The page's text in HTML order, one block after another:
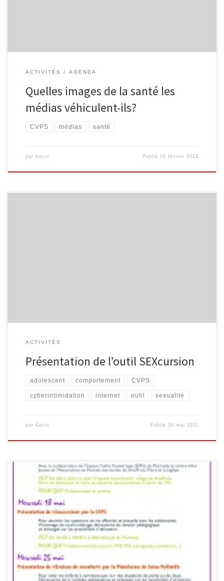
ACTIVITÉS AGENDA
Quelles images de la santé les
médias véhiculent-ils?
CVPS médias santé
par Kevin Publié 29 février 2012
ACTIVITÉS
Présentation de l’outil SEXcursion
adolescent comportement CVPS
cyberintimidation internet outil sexualité
par Kevin Publié 16 mai 2011
Conférence : «Être parents, éducateurs, enseignants à l’ère des
NTIC (nouvelles technologies de l’information et de la
communication)» par Jérôme Gherroucha (psychologue et
criminologue) et Éric Willems (psychopédagogue) Mise en
perspective des risques mais aussi des bénéfices que peuvent
représenter les nouveaux médias. Avec la collaboration de
l’Espace Public Numérique […]